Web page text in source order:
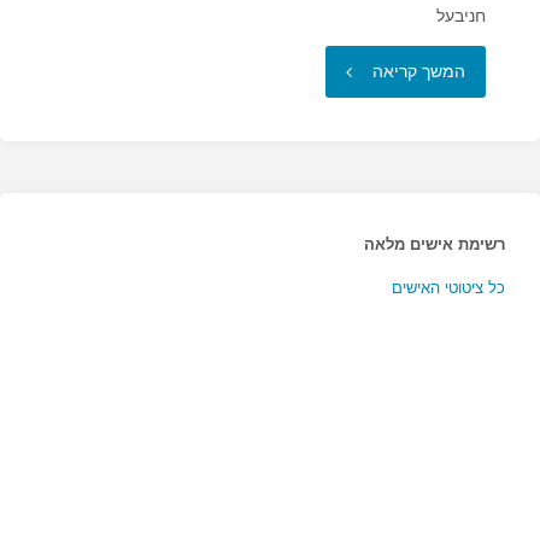
חניבעל
המשך קריאה "אין
רשימת אישים מלאה
כל ציטוטי האישים